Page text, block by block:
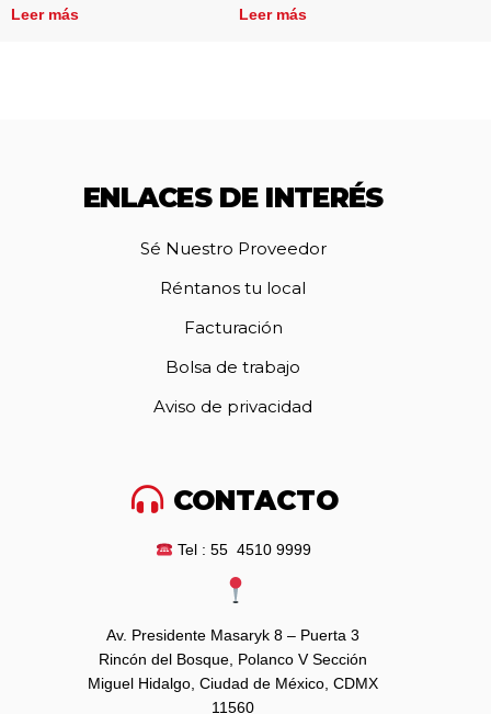
Leer más Leer más
ENLACES DE INTERÉS
Sé Nuestro Proveedor
Réntanos tu local
Facturación
Bolsa de trabajo
Aviso de privacidad
CONTACTO
Tel : 55 4510 9999
Av. Presidente Masaryk 8 – Puerta 3
Rincón del Bosque, Polanco V Sección
Miguel Hidalgo, Ciudad de México, CDMX
11560